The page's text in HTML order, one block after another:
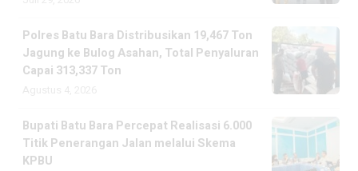
Polres Batu Bara Distribusikan 19,467 Ton
Jagung ke Bulog Asahan, Total Penyaluran
Capai 313,337 Ton
Bupati Batu Bara Percepat Realisasi 6.000
Titik Penerangan Jalan melalui Skema
KPBU